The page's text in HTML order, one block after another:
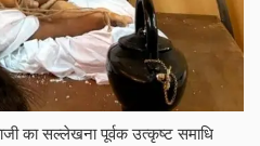
का सल्लेखना पूर्वक उत्कृष्ट समाधि